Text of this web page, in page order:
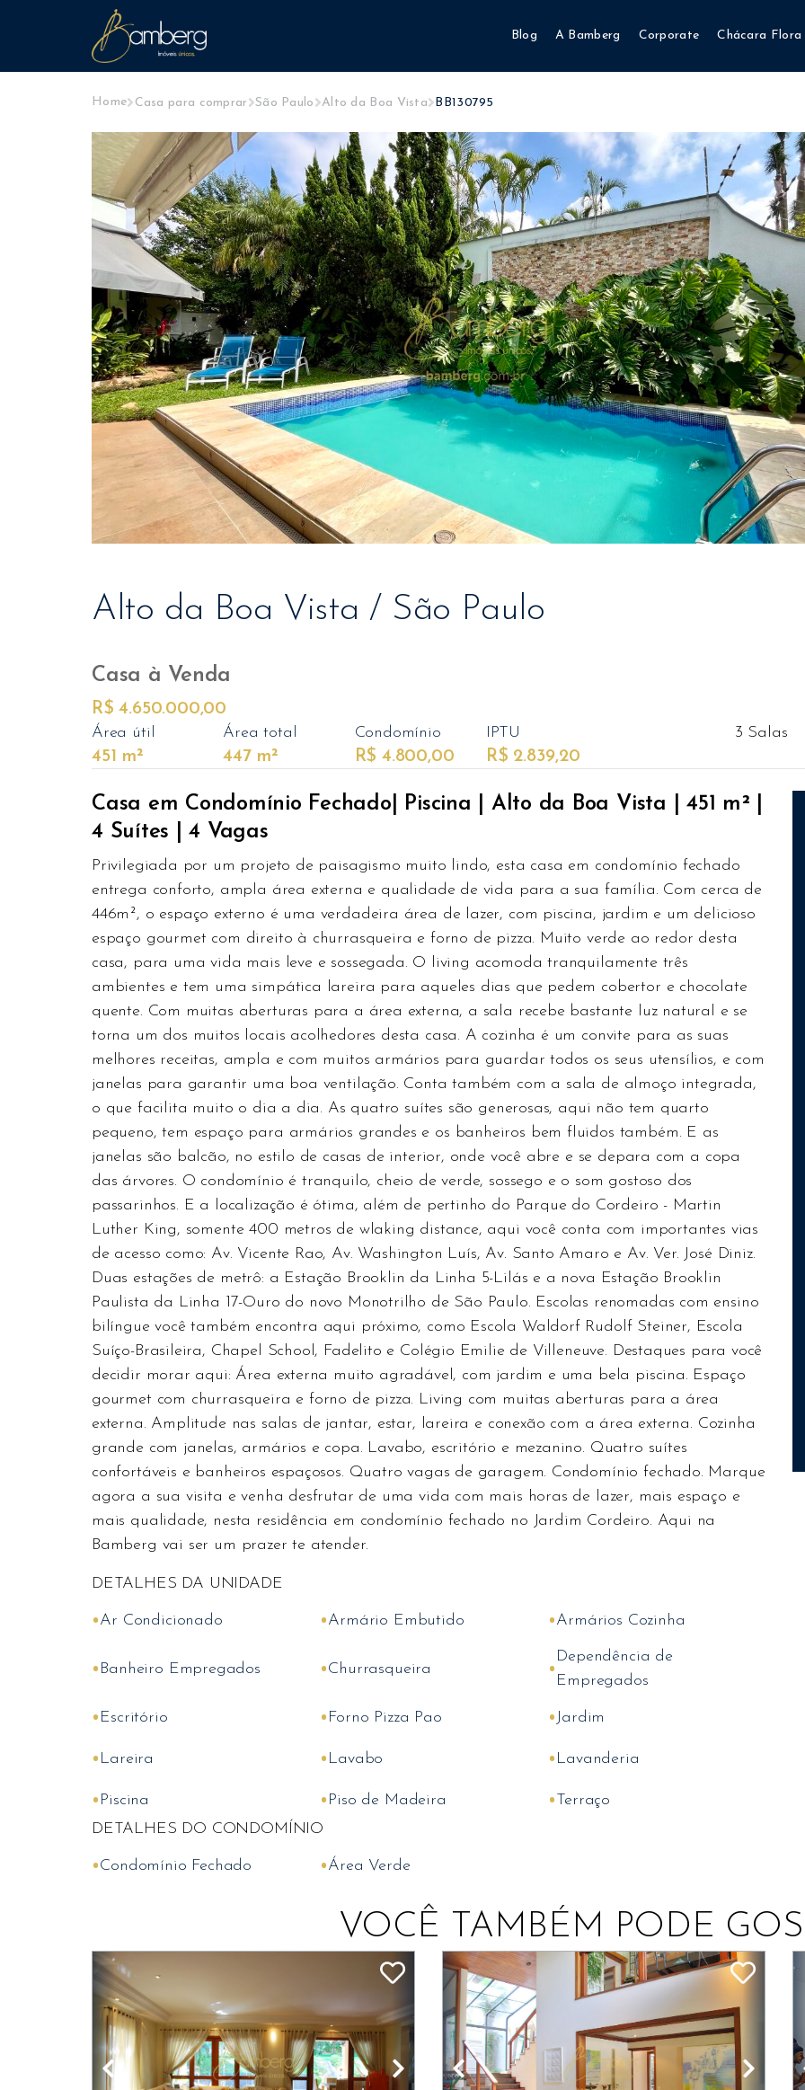
Blog A Bamberg Corporate Chácara Flora
Home Casa para comprar São Paulo Alto da Boa Vista BB130795
Alto da Boa Vista / São Paulo
Casa à Venda
R$ 4.650.000,00
Área útil
451 m²
Área total
447 m²
Condomínio
R$ 4.800,00
IPTU
R$ 2.839,20
3 Salas
Casa em Condomínio Fechado| Piscina | Alto da Boa Vista | 451 m² |
4 Suítes | 4 Vagas
Privilegiada por um projeto de paisagismo muito lindo, esta casa em condomínio fechado
entrega conforto, ampla área externa e qualidade de vida para a sua família. Com cerca de
446m², o espaço externo é uma verdadeira área de lazer, com piscina, jardim e um delicioso
espaço gourmet com direito à churrasqueira e forno de pizza. Muito verde ao redor desta
casa, para uma vida mais leve e sossegada. O living acomoda tranquilamente três
ambientes e tem uma simpática lareira para aqueles dias que pedem cobertor e chocolate
quente. Com muitas aberturas para a área externa, a sala recebe bastante luz natural e se
torna um dos muitos locais acolhedores desta casa. A cozinha é um convite para as suas
melhores receitas, ampla e com muitos armários para guardar todos os seus utensílios, e com
janelas para garantir uma boa ventilação. Conta também com a sala de almoço integrada,
o que facilita muito o dia a dia. As quatro suítes são generosas, aqui não tem quarto
pequeno, tem espaço para armários grandes e os banheiros bem fluidos também. E as
janelas são balcão, no estilo de casas de interior, onde você abre e se depara com a copa
das árvores. O condomínio é tranquilo, cheio de verde, sossego e o som gostoso dos
passarinhos. E a localização é ótima, além de pertinho do Parque do Cordeiro - Martin
Luther King, somente 400 metros de wlaking distance, aqui você conta com importantes vias
de acesso como: Av. Vicente Rao, Av. Washington Luís, Av. Santo Amaro e Av. Ver. José Diniz.
Duas estações de metrô: a Estação Brooklin da Linha 5-Lilás e a nova Estação Brooklin
Paulista da Linha 17-Ouro do novo Monotrilho de São Paulo. Escolas renomadas com ensino
bilíngue você também encontra aqui próximo, como Escola Waldorf Rudolf Steiner, Escola
Suíço-Brasileira, Chapel School, Fadelito e Colégio Emilie de Villeneuve. Destaques para você
decidir morar aqui: Área externa muito agradável, com jardim e uma bela piscina. Espaço
gourmet com churrasqueira e forno de pizza. Living com muitas aberturas para a área
externa. Amplitude nas salas de jantar, estar, lareira e conexão com a área externa. Cozinha
grande com janelas, armários e copa. Lavabo, escritório e mezanino. Quatro suítes
confortáveis e banheiros espaçosos. Quatro vagas de garagem. Condomínio fechado. Marque
agora a sua visita e venha desfrutar de uma vida com mais horas de lazer, mais espaço e
mais qualidade, nesta residência em condomínio fechado no Jardim Cordeiro. Aqui na
Bamberg vai ser um prazer te atender.
DETALHES DA UNIDADE
•Ar Condicionado •Armário Embutido •Armários Cozinha
• Banheiro Empregados •Churrasqueira • Dependência de
Empregados
• Escritório • Forno Pizza Pao • Jardim
• Lareira • Lavabo • Lavanderia
• Piscina • Piso de Madeira •Terraço
DETALHES DO CONDOMÍNIO
•Condomínio Fechado •Área Verde
VOCÊ TAMBÉM PODE